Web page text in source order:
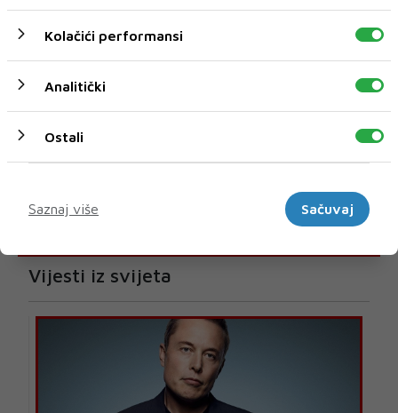
Vijesti iz svijeta
Kolačići performansi
Analitički
Ostali
Saznaj više
Sačuvaj